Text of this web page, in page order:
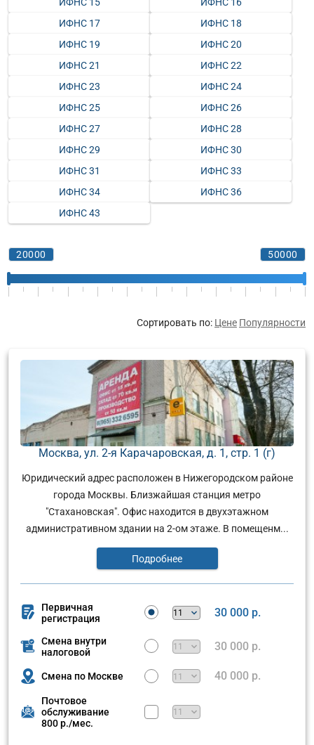
ИФНС 17
ИФНС 18
ИФНС 19
ИФНС 20
ИФНС 21
ИФНС 22
ИФНС 23
ИФНС 24
ИФНС 25
ИФНС 26
ИФНС 27
ИФНС 28
ИФНС 29
ИФНС 30
ИФНС 31
ИФНС 33
ИФНС 34
ИФНС 36
ИФНС 43
Сортировать по: Цене Популярности
Москва, ул. 2-я Карачаровская, д. 1, стр. 1 (г)
Юридический адрес расположен в Нижегородском районе
города Москвы. Близжайшая станция метро
"Стахановская". Офис находится в двухэтажном
административном здании на 2-ом этаже. В помещенм...
Подробнее
Первичная
регистрация
30 000 р.
Смена внутри
налоговой
30 000 р.
Смена по Москве 40 000 р.
Почтовое
обслуживание
800 р./мес.